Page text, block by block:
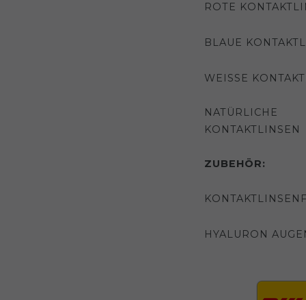
ROTE
BLAUE
WEISSE
NATÜRLICHE
KONTAKTLINSEN
ZUBEHÖR:
HYALURON